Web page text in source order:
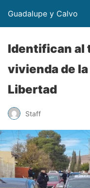
Guadalupe y Calvo
Identifican al
vivienda de
Libertad
Staff